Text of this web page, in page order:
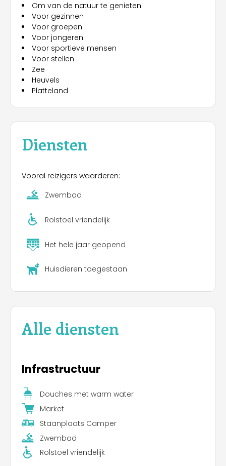
Om van de natuur te genieten
Voor gezinnen
Voor groepen
Voor jongeren
Voor sportieve mensen
Voor stellen
Zee
Heuvels
Platteland
Diensten
Vooral reizigers waarderen:
Zwembad
Rolstoel vriendelijk
Het hele jaar geopend
Huisdieren toegestaan
Alle diensten
Infrastructuur
Douches met warm water
Market
Staanplaats Camper
Zwembad
Rolstoel vriendelijk